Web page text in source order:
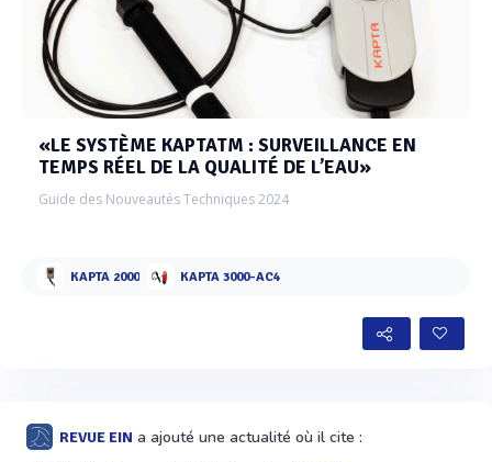
«LE SYSTÈME KAPTATM : SURVEILLANCE EN
TEMPS RÉEL DE LA QUALITÉ DE L’EAU»
Guide des Nouveautés Techniques 2024
KAPTA 2000 KAPTA 3000-AC4
REVUE EIN a ajouté une actualité où il cite :